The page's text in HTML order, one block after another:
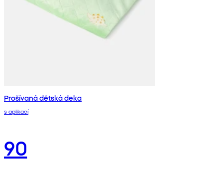
Prošívaná dětská deka
s aplikací
90